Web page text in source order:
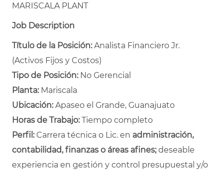
MARISCALA PLANT
Job Description
Título de la Posición:Analista Financiero Jr.
(Activos Fijos y Costos)
Tipo de Posición:No Gerencial
Planta:Mariscala
Ubicación:Apaseo el Grande, Guanajuato
Horas de Trabajo:Tiempo completo
Perfil:Carrera técnica o Lic. en administración,
contabilidad, finanzas o áreas afines;deseable
experiencia en gestión y control presupuestal y/o